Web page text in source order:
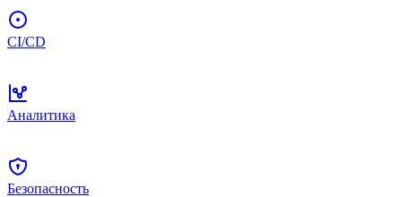
CI/CD
Аналитика
Безопасность